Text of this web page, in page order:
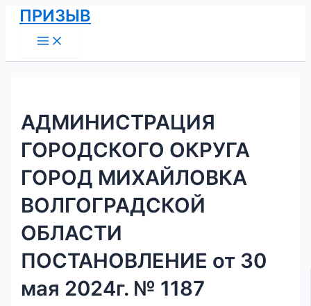
Перейти
содержимому
ПРИЗЫВ
Menu
АДМИНИСТРАЦИЯ
ГОРОДСКОГО ОКРУГА
ГОРОД МИХАЙЛОВКА
ВОЛГОГРАДСКОЙ
ОБЛАСТИ
ПОСТАНОВЛЕНИЕ от 30
мая 2024г. № 1187
Навигация
по
записям